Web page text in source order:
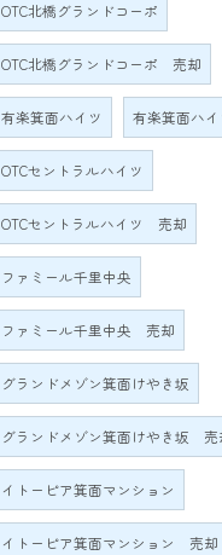
OTC北橋グランドコーポ
OTC北橋グランドコーポ 売却
有楽箕面ハイツ 有楽箕面ハ
OTCセントラルハイツ
OTCセントラルハイツ 売却
ファミール千里中央
ファミール千里中央 売却
グランドメゾン箕面けやき坂
グランドメゾン箕面けやき坂 売
イトーピア箕面マンション
イトーピア箕面マンション 売却